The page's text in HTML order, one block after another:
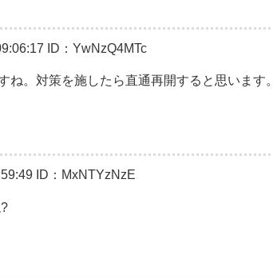
ID：YwNzQ4MTc
。対策を施したら直通再開すると思います。
ID：MxNTYzNzE